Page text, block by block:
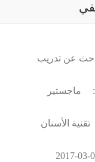
عن تدريب
ماجستير
تقنية الأسنان
2017-03-